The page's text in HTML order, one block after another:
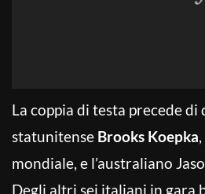
La coppia di testa precede di
statunitense Brooks Koepka
mondiale, e l’australiano
Degli altri sei italiani in gara